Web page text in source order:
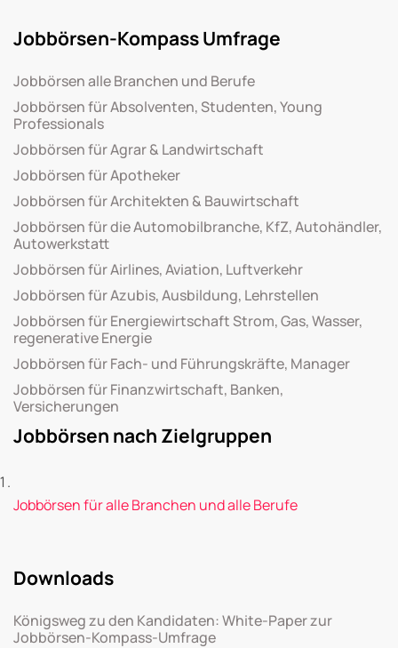
Jobbörsen-Kompass Umfrage
Jobbörsen alle Branchen und Berufe
Jobbörsen für Absolventen, Studenten, Young
Professionals
Jobbörsen für Agrar & Landwirtschaft
Jobbörsen für Apotheker
Jobbörsen für Architekten & Bauwirtschaft
Jobbörsen für die Automobilbranche, KfZ, Autohändler,
Autowerkstatt
Jobbörsen für Airlines, Aviation, Luftverkehr
Jobbörsen für Azubis, Ausbildung, Lehrstellen
Jobbörsen für Energiewirtschaft Strom, Gas, Wasser,
regenerative Energie
Jobbörsen für Fach- und Führungskräfte, Manager
Jobbörsen für Finanzwirtschaft, Banken,
Versicherungen
Jobbörsen nach Zielgruppen
Jobbörsen für alle Branchen und alle Berufe
Downloads
Königsweg zu den Kandidaten: White-Paper zur
Jobbörsen-Kompass-Umfrage